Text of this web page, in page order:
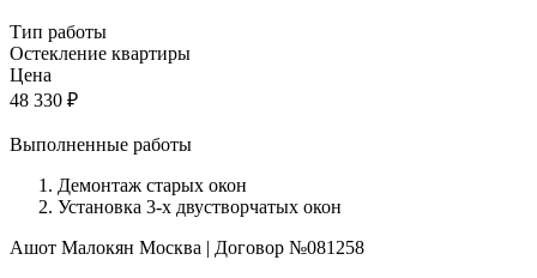
Тип работы
Остекление квартиры
Цена
48 330 ₽
Выполненные работы
Демонтаж старых окон
Установка 3-х двустворчатых окон
Ашот Малокян Москва | Договор №081258